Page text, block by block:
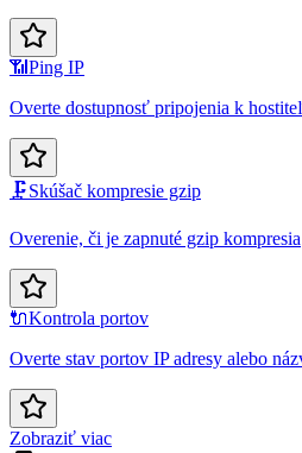
📶 Ping IP
Overte dostupnosť pripojenia k
🗜️Skúšač kompresie gzip
Overenie, či je zapnuté gzip kompresia
🔌Kontrola portov
Overte stav portov IP adresy alebo
Zobraziť viac